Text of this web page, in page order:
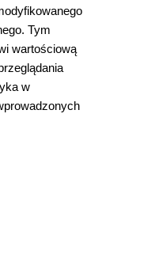
Tym
wartościową
w